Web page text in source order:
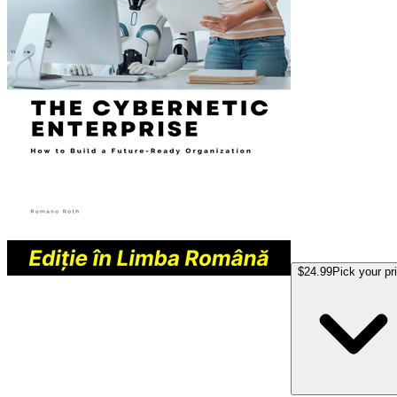
$24.99Pick your